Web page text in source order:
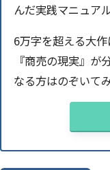
んだ実践マニュアル
6万字を超える大
『商売の現実』
なる方はのぞいて